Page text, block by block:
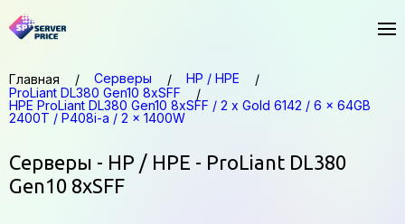
Главная Серверы
HP / HPE
ProLiant DL380 Gen10 8xSFF
HPE ProLiant DL380 Gen10 8xSFF / 2 x Gold 6142 / 6 x 64GB
2400T / P408i-a / 2 x 1400W
Серверы - HP / HPE - ProLiant DL380
Gen10 8xSFF